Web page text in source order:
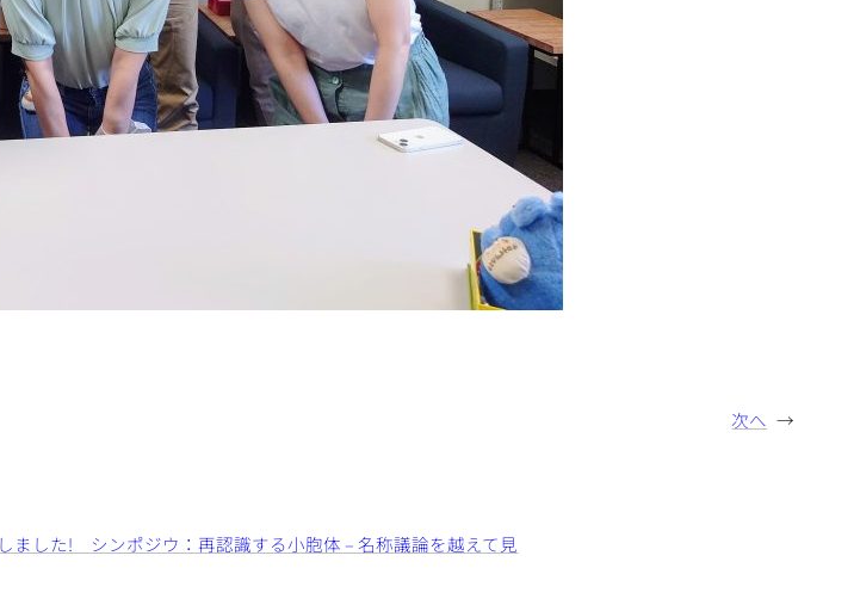
次へ →
ました! シンポジウ：再認識する小胞体 – 名称議論を越えて見